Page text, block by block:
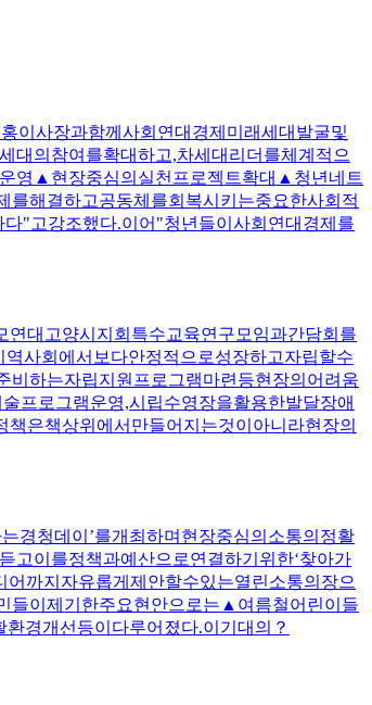
이사장과함께사회연대경제미래세대발굴및
대의참여를확대하고,차세대리더를체계적으
영▲현장중심의실천프로젝트확대▲청년네트
해결하고공동체를회복시키는중요한사회적
"고강조했다.이어"청년들이사회연대경제를
대고양시지회특수교육연구모임과간담회를
사회에서보다안정적으로성장하고자립할수
하는자립지원프로그램마련등현장의어려움
프로그램운영,시립수영장을활용한발달장애
은책상위에서만들어지는것이아니라현장의
경청데이’를개최하며현장중심의소통의정활
고이를정책과예산으로연결하기위한‘찾아가
까지자유롭게제안할수있는열린소통의장으
들이제기한주요현안으로는▲여름철어린이들
경개선등이다루어졌다.이기대의？